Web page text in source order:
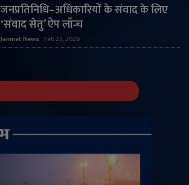
जनप्रतिनिधि–अधिकारियों के संवाद के लिए
‘संवाद सेतु’ ऐप लॉन्च
Janmat News Feb 25, 2026